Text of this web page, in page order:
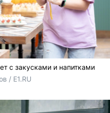
с закусками и напитками
/ E1.RU